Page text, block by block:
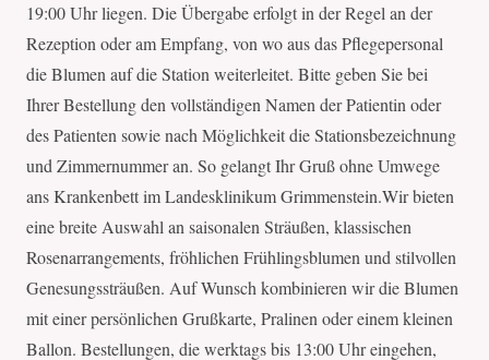
19:00 Uhr liegen. Die Übergabe erfolgt in der Regel an der
Rezeption oder am Empfang, von wo aus das Pflegepersonal
die Blumen auf die Station weiterleitet. Bitte geben Sie bei
Ihrer Bestellung den vollständigen Namen der Patientin oder
des Patienten sowie nach Möglichkeit die Stationsbezeichnung
und Zimmernummer an. So gelangt Ihr Gruß ohne Umwege
ans Krankenbett im Landesklinikum Grimmenstein.Wir bieten
eine breite Auswahl an saisonalen Sträußen, klassischen
Rosenarrangements, fröhlichen Frühlingsblumen und stilvollen
Genesungssträußen. Auf Wunsch kombinieren wir die Blumen
mit einer persönlichen Grußkarte, Pralinen oder einem kleinen
Ballon. Bestellungen, die werktags bis 13:00 Uhr eingehen,